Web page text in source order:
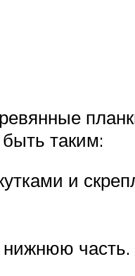
таким:
и
нижнюю часть.